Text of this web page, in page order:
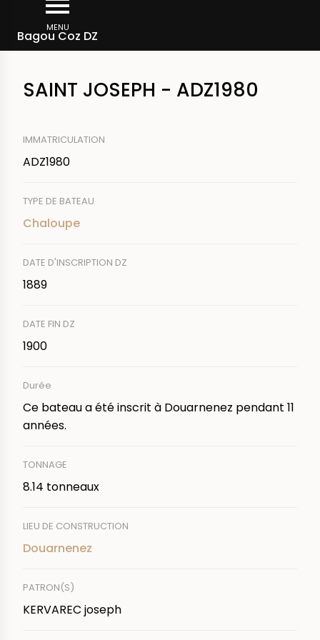
contenu
MENU
Bagou Coz DZ
d'Ariane
Rechercher un bateau
SAINT JOSEPH - ADZ1980
IMMATRICULATION
ADZ1980
TYPE DE BATEAU
Chaloupe
DATE D'INSCRIPTION DZ
1889
DATE FIN DZ
1900
Durée
Ce bateau a été inscrit à Douarnenez pendant 11
années.
TONNAGE
8.14 tonneaux
LIEU DE CONSTRUCTION
Douarnenez
PATRON(S)
KERVAREC joseph